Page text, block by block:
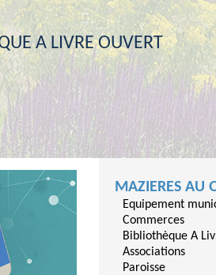
A LIVRE OUVERT
MAZIERES AU
Equipement
Commerces
Bibliothèque A
Associations
Paroisse